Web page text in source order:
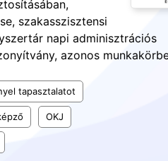
szakasszisztensi
napi adminisztrációs
azonos
tapasztalatot
OKJ